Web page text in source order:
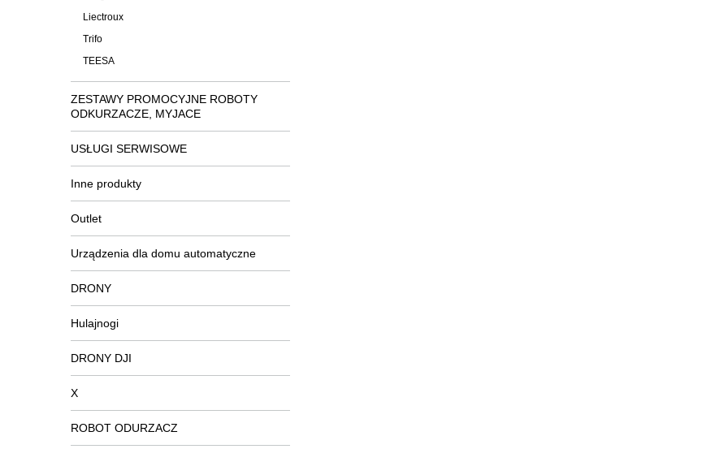
Liectroux
Trifo
TEESA
ZESTAWY PROMOCYJNE ROBOTY
ODKURZACZE, MYJACE
USŁUGI SERWISOWE
Inne produkty
Outlet
Urządzenia dla domu automatyczne
DRONY
Hulajnogi
DRONY DJI
X
ROBOT ODURZACZ